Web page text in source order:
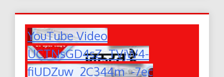
YouTube Video
UCTNsGD4sZ_TVjW4-
fiUDZuw_2C344m_-7ec